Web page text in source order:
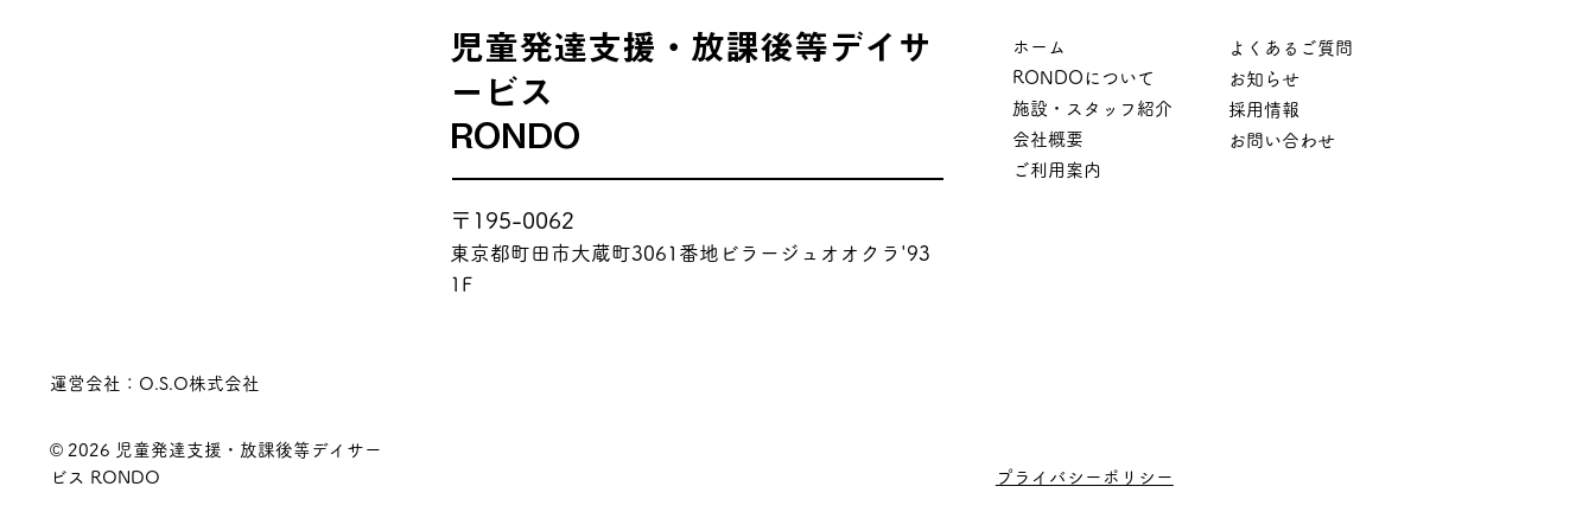
児童発達支援・放課後等デイサ
ービス
RONDO
〒195-0062
東京都町田市大蔵町3061番地ビラージュオオクラ'93
1F
ホーム
RONDOについて
施設・スタッフ紹介
会社概要
ご利用案内
よくあるご質問
お知らせ
採用情報
お問い合わせ
運営会社：O.S.O株式会社
プライバシーポリシー
© 2026 児童発達支援・放課後等デイサー
ビス RONDO